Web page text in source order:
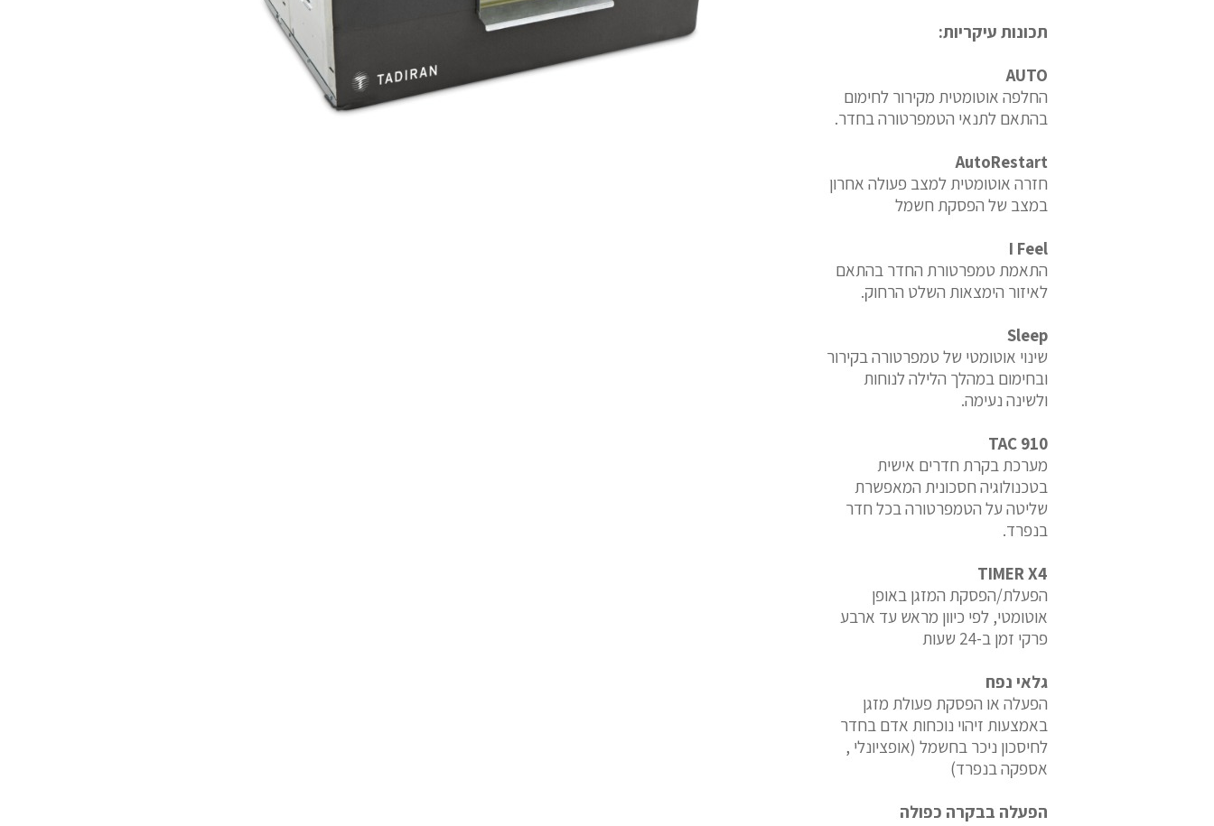
תכונות עיקריות:
AUTO
החלפה אוטומטית מקירור לחימום
בהתאם לתנאי הטמפרטורה בחדר.
AutoRestart
חזרה אוטומטית למצב פעולה אחרון
במצב של הפסקת חשמל
I Feel
התאמת טמפרטורת החדר בהתאם
לאיזור הימצאות השלט הרחוק.
Sleep
שינוי אוטומטי של טמפרטורה בקירור
ובחימום במהלך הלילה לנוחות
ולשינה נעימה.
TAC 910
מערכת בקרת חדרים אישית
בטכנולוגיה חסכונית המאפשרת
שליטה על הטמפרטורה בכל חדר
בנפרד.
TIMER X4
הפעלת/הפסקת המזגן באופן
אוטומטי, לפי כיוון מראש עד ארבע
פרקי זמן ב-24 שעות
גלאי נפח
הפעלה או הפסקת פעולת מזגן
באמצעות זיהוי נוכחות אדם בחדר
לחיסכון ניכר בחשמל (אופציונלי ,
אספקה בנפרד)
הפעלה בבקרה כפולה